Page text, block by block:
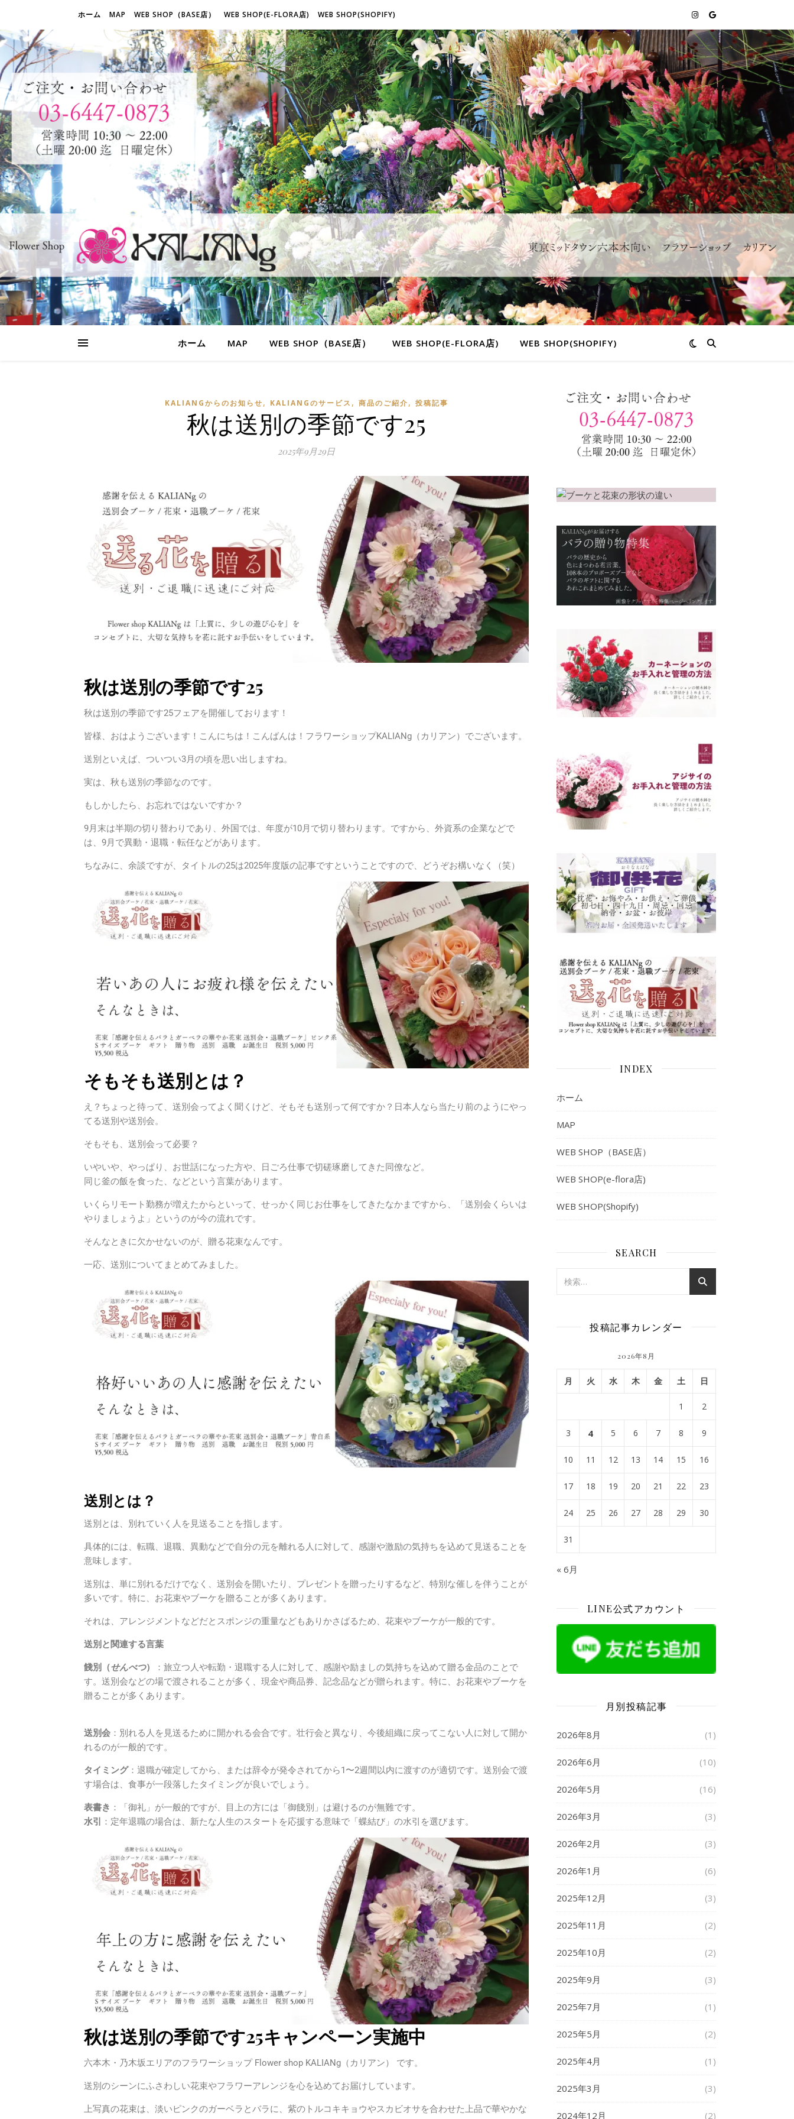
ホーム MAP WEB SHOP（BASE店） WEB SHOP(E-FLORA店) WEB SHOP(SHOPIFY)
ホーム MAP WEB SHOP（BASE店） WEB SHOP(E-FLORA店) WEB SHOP(SHOPIFY)
KALIANGからのお知らせ, KALIANGのサービス , 商品のご紹介, 投稿記事
秋は送別の季節です25
2025年9月29日
秋は送別の季節です25
秋は送別の季節です25フェアを開催しております！
皆様、おはようございます！こんにちは！こんばんは！フラワーショップKALIANg（カリアン）でございます。
送別といえば、ついつい3月の頃を思い出しますね。
実は、秋も送別の季節なのです。
もしかしたら、お忘れではないですか？
9月末は半期の切り替わりであり、外国では、年度が10月で切り替わります。ですから、外資系の企業などで
は、9月で異動・退職・転任などがあります。
ちなみに、余談ですが、タイトルの25は2025年度版の記事ですということですので、どうぞお構いなく（笑）
そもそも送別とは？
え？ちょっと待って、送別会ってよく聞くけど、そもそも送別って何ですか？日本人なら当たり前のようにやっ
てる送別や送別会。
そもそも、送別会って必要？
いやいや、やっぱり、お世話になった方や、日ごろ仕事で切磋琢磨してきた同僚など。
同じ釜の飯を食った、などという言葉があります。
いくらリモート勤務が増えたからといって、せっかく同じお仕事をしてきたなかまですから、「送別会くらいは
やりましょうよ」というのが今の流れです。
そんなときに欠かせないのが、贈る花束なんです。
一応、送別についてまとめてみました。
送別とは？
送別とは、別れていく人を見送ることを指します。
具体的には、転職、退職、異動などで自分の元を離れる人に対して、感謝や激励の気持ちを込めて見送ることを
意味します。
送別は、単に別れるだけでなく、送別会を開いたり、プレゼントを贈ったりするなど、特別な催しを伴うことが
多いです。特に、お花束やブーケを贈ることが多くあります。
それは、アレンジメントなどだとスポンジの重量などもありかさばるため、花束やブーケが一般的です。
送別と関連する言葉
餞別（せんべつ）
：旅立つ人や転勤・退職する人に対して、感謝や励ましの気持ちを込めて贈る金品のことで
す。送別会などの場で渡されることが多く、現金や商品券、記念品などが贈られます。特に、お花束やブーケを
贈ることが多くあります。
送別会 ：別れる人を見送るために開かれる会合です。壮行会と異なり、今後組織に戻ってこない人に対して開か
れるのが一般的です。
タイミング：退職が確定してから、または辞令が発令されてから1〜2週間以内に渡すのが適切です。 送別会で渡
す場合は、食事が一段落したタイミングが良いでしょう。
表書き ：「御礼」が一般的ですが、目上の方には「御餞別」は避けるのが無難です。
水引
：定年退職の場合は、新たな人生のスタートを応援する意味で「蝶結び」の水引を選びます。
秋は送別の季節です25キャンペーン実施中
六本木・乃木坂エリアのフラワーショップ Flower shop KALIANg（カリアン） です。
送別のシーンにふさわしい花束やフラワーアレンジを心を込めてお届けしています。
上写真の花束は、淡いピンクのガーベラとバラに、紫のトルコキキョウやスカビオサを合わせた上品で華やかな
INDEX
ホーム
MAP
WEB SHOP（BASE店）
WEB SHOP(e-flora店)
WEB SHOP(Shopify)
SEARCH
投稿記事カレンダー
2026年8月
月 火 水 木 金 土 日
1 2
3 4 5 6 7 8 9
10 11 12 13 14 15 16
17 18 19 20 21 22 23
24 25 26 27 28 29 30
31
« 6月
LINE公式アカウント
月別投稿記事
2026年8月 (1)
2026年6月 (10)
2026年5月 (16)
2026年3月 (3)
2026年2月 (3)
2026年1月 (6)
2025年12月 (3)
2025年11月 (2)
2025年10月 (2)
2025年9月 (3)
2025年7月 (1)
2025年5月 (2)
2025年4月 (1)
2025年3月 (3)
2024年12月 (2)